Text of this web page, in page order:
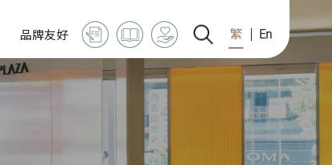
品牌友好 繁 En